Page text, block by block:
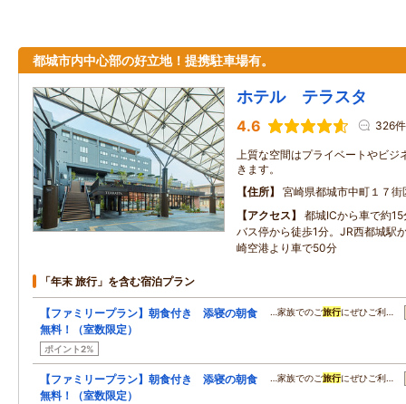
都城市内中心部の好立地！提携駐車場有。
ホテル テラスタ
4.6 326件
上質な空間はプライベートやビジ
きます。
住所
宮崎県都城市中町１７街
アクセス
都城ICから車で約
バス停から徒歩1分。JR西都城駅
崎空港より車で50分
「年末 旅行」を含む宿泊プラン
【ファミリープラン】朝食付き 添寝の朝食
無料！（室数限定）
ポイント2%
…家族でのご旅行にぜひご利…
【ファミリープラン】朝食付き 添寝の朝食
無料！（室数限定）
…家族でのご旅行にぜひご利…